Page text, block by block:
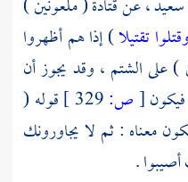
سعيد ،عنقتادة( ملعونين )
تقتيلا) إذا هم أظهروا
على الشتم ، وقد يجوز أن
[ص:
قوله (
معناه : ثم لا يجاورونك
أصيبوا .